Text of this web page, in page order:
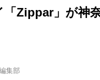
「Zippar」が神
集部